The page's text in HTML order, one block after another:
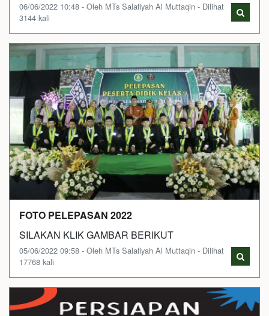
06/06/2022 10:48 - Oleh MTs Salafiyah Al Muttaqin - Dilihat
3144 kali
FOTO PELEPASAN 2022
SILAKAN KLIK GAMBAR BERIKUT
05/06/2022 09:58 - Oleh MTs Salafiyah Al Muttaqin - Dilihat
17768 kali